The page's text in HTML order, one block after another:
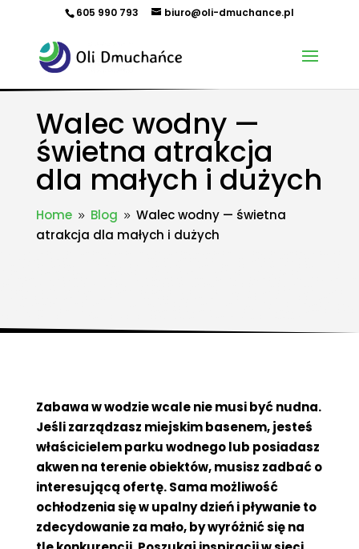
605 990 793 biuro@oli-dmuchance.pl
Walec wodny —
świetna atrakcja
dla małych i dużych
Home 9 Blog 9 Walec wodny — świetna
atrakcja dla małych i dużych
Zabawa w wodzie wcale nie musi być nudna.
Jeśli zarządzasz miejskim basenem, jesteś
właścicielem parku wodnego lub posiadasz
akwen na terenie obiektów, musisz zadbać o
interesującą ofertę. Sama możliwość
ochłodzenia się w upalny dzień i pływanie to
zdecydowanie za mało, by wyróżnić się na